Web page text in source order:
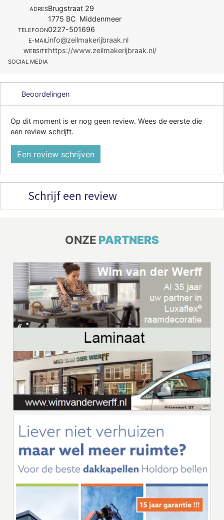
ADRESBrugstraat 29
1775 BC Middenmeer
TELEFOON0227-501696
E-MAILinfo@zeilmakerijbraak.nl
WEBSITEhttps://www.zeilmakerijbraak.nl/
SOCIAL MEDIA
Beoordelingen
Op dit moment is er nog geen review. Wees de eerste die
een review schrijft.
Een review schrijven
Schrijf een review
ONZE PARTNERS